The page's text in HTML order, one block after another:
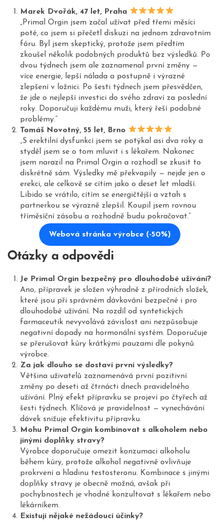
Marek Dvořák, 47 let, Praha
„Primal Orgin jsem začal užívat před třemi měsíci
poté, co jsem si přečetl diskuzi na jednom zdravotním
fóru. Byl jsem skeptický, protože jsem předtím
zkoušel několik podobných produktů bez výsledků. Po
dvou týdnech jsem ale zaznamenal první změny —
více energie, lepší nálada a postupně i výrazné
zlepšení v ložnici. Po šesti týdnech jsem přesvědčen,
že jde o nejlepší investici do svého zdraví za poslední
roky. Doporučuji každému muži, který řeší podobné
problémy.“
Tomáš Novotný, 55 let, Brno
„S erektilní dysfunkcí jsem se potýkal asi dva roky a
styděl jsem se o tom mluvit i s lékařem. Nakonec
jsem narazil na Primal Orgin a rozhodl se zkusit to
diskrétně sám. Výsledky mě překvapily — nejde jen o
erekci, ale celkově se cítím jako o deset let mladší.
Libido se vrátilo, cítím se energičtější a vztah s
partnerkou se výrazně zlepšil. Koupil jsem rovnou
tříměsíční zásobu a rozhodně budu pokračovat.“
Webová stránka výrobce (-50%)
Otázky a odpovědi
Je Primal Orgin bezpečný pro dlouhodobé užívání?
Ano, přípravek je složen výhradně z přírodních složek,
které jsou při správném dávkování bezpečné i pro
dlouhodobé užívání. Na rozdíl od syntetických
farmaceutik nevyvolává závislost ani nezpůsobuje
negativní dopady na hormonální systém. Doporučuje
se přerušovat kúry krátkými pauzami dle pokynů
výrobce.
Za jak dlouho se dostaví první výsledky?
Většina uživatelů zaznamenává první pozitivní
změny po deseti až čtrnácti dnech pravidelného
užívání. Plný efekt přípravku se projeví po čtyřech až
šesti týdnech. Klíčová je pravidelnost — vynechávání
dávek snižuje efektivitu přípravku.
Mohu Primal Orgin kombinovat s alkoholem nebo
jinými doplňky stravy?
Výrobce doporučuje omezit konzumaci alkoholu
během kúry, protože alkohol negativně ovlivňuje
prokrvení a hladinu testosteronu. Kombinace s jinými
doplňky stravy je obecně možná, avšak při
pochybnostech je vhodné konzultovat s lékařem nebo
lékárníkem.
Existují nějaké nežádoucí účinky?